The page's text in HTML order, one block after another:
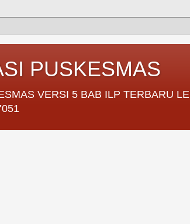
PUSKESMAS
VERSI 5 BAB ILP TERBARU